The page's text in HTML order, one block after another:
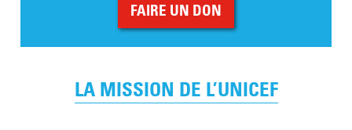
FAIRE UN DON
LA MISSION DE L’UNICEF